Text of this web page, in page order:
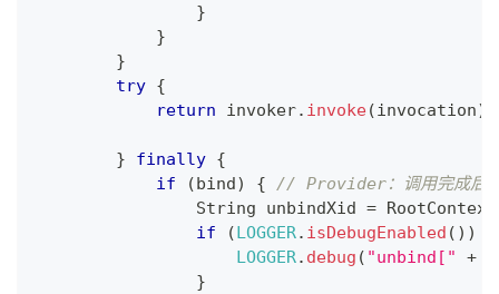
}
}
}
try {
return invoker. invoke(invocation)
} finally {
if
(bind) {
// Provider：调用完成后
String unbindXid = RootContext
if
(LOGGER. isDebugEnabled ( ) )
LOGGER. debug ( "unbind[" +
}